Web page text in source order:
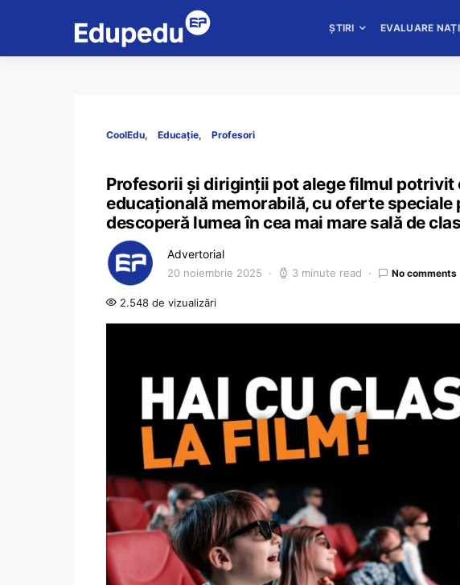
ȘTIRI EVALUARE
CoolEdu Educație Profesori
Profesorii și diriginții pot alege filmul potrivit
educațională memorabilă, cu oferte
descoperă lumea în cea mai mare sală de
Advertorial
20 noiembrie 2025 3 minute read No comments
2.548 de vizualizări